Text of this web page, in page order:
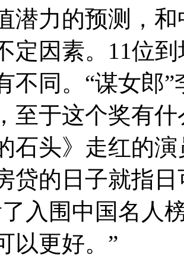
潜力的预测，
定因素。11位
不同。“谋女郎
至于这个奖有
石头》走红的
贷的日子就指
入围中国名人
以更好。”